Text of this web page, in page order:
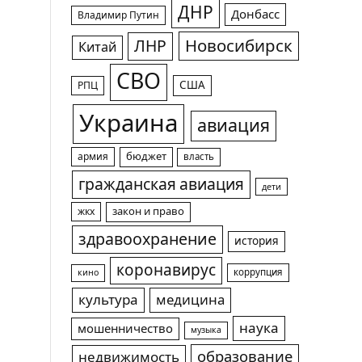
Владимир Путин ДНР Донбасс
Китай ЛНР Новосибирск
РПЦ СВО США
Украина авиация
армия бюджет власть
гражданская авиация дети
жкх закон и право
здравоохранение история
кино коронавирус коррупция
культура медицина
мошенничество музыка
наука
недвижимость
образование